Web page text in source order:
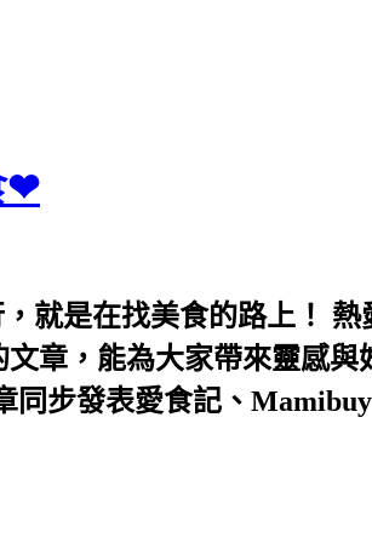
❤
就是在找美食的路上！
章，能為大家帶來靈感與
同步發表愛食記、